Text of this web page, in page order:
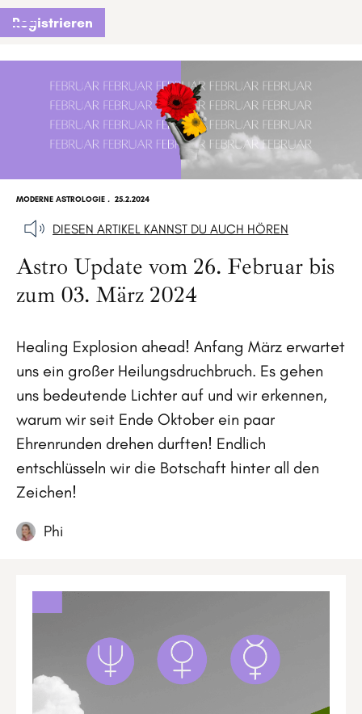
Registrieren
MODERNE ASTROLOGIE . 25.2.2024
DIESEN ARTIKEL KANNST DU AUCH HÖREN
Astro Update vom 26. Februar bis
zum 03. März 2024
Healing Explosion ahead! Anfang März erwartet
uns ein großer Heilungsdruchbruch. Es gehen
uns bedeutende Lichter auf und wir erkennen,
warum wir seit Ende Oktober ein paar
Ehrenrunden drehen durften! Endlich
entschlüsseln wir die Botschaft hinter all den
Zeichen!
Phi